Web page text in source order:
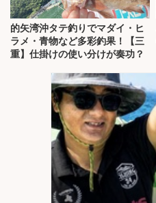
的矢湾沖タテ釣りでマダイ・ヒ
ラメ・青物など多彩釣果！【三
重】仕掛けの使い分けが奏功？